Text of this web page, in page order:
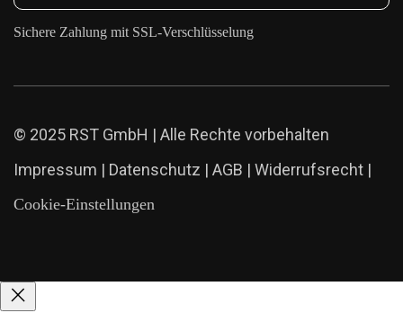
Sichere Zahlung mit SSL-Verschlüsselung
© 2025 RST GmbH | Alle Rechte vorbehalten
Impressum | Datenschutz | AGB | Widerrufsrecht |
Cookie-Einstellungen